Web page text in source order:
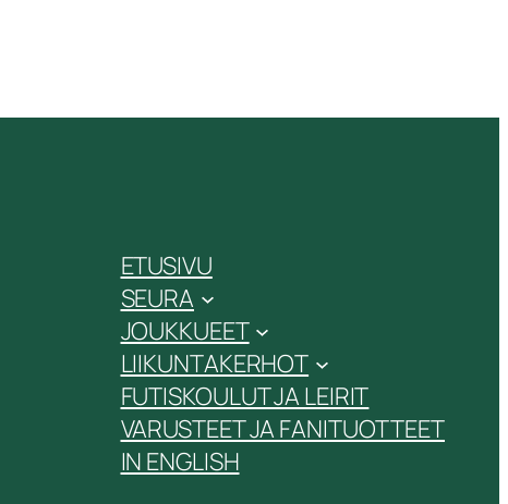
ETUSIVU
SEURA
JOUKKUEET
LIIKUNTAKERHOT
FUTISKOULUT JA LEIRIT
VARUSTEET JA FANITUOTTEET
IN ENGLISH